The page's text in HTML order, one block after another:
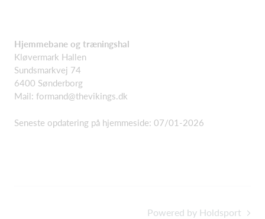
Hjemmebane og træningshal
Kløvermark Hallen
Sundsmarkvej 74
6400 Sønderborg
Mail: formand@thevikings.dk
Seneste opdatering på hjemmeside: 07/01-2026
Powered by Holdsport